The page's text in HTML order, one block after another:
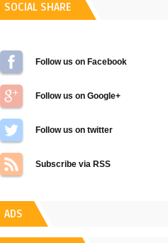
SOCIAL SHARE
Follow us on Facebook
Follow us on Google+
Follow us on Twitter
Subscribe via RSS
ADS